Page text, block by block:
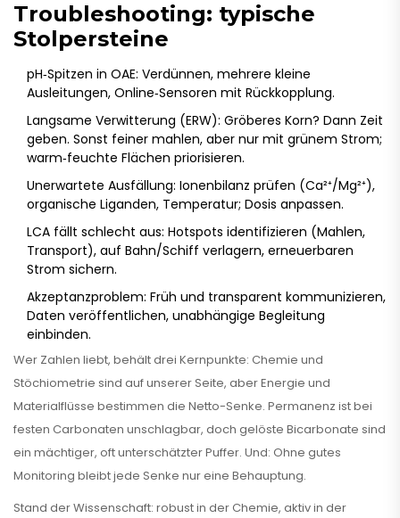
Troubleshooting: typische
Stolpersteine
pH‑Spitzen in OAE: Verdünnen, mehrere kleine
Ausleitungen, Online‑Sensoren mit Rückkopplung.
Langsame Verwitterung (ERW): Gröberes Korn? Dann Zeit
geben. Sonst feiner mahlen, aber nur mit grünem Strom;
warm‑feuchte Flächen priorisieren.
Unerwartete Ausfällung: Ionenbilanz prüfen (Ca²⁺/Mg²⁺),
organische Liganden, Temperatur; Dosis anpassen.
LCA fällt schlecht aus: Hotspots identifizieren (Mahlen,
Transport), auf Bahn/Schiff verlagern, erneuerbaren
Strom sichern.
Akzeptanzproblem: Früh und transparent kommunizieren,
Daten veröffentlichen, unabhängige Begleitung
einbinden.
Wer Zahlen liebt, behält drei Kernpunkte: Chemie und
Stöchiometrie sind auf unserer Seite, aber Energie und
Materialflüsse bestimmen die Netto-Senke. Permanenz ist bei
festen Carbonaten unschlagbar, doch gelöste Bicarbonate sind
ein mächtiger, oft unterschätzter Puffer. Und: Ohne gutes
Monitoring bleibt jede Senke nur eine Behauptung.
Stand der Wissenschaft: robust in der Chemie, aktiv in der